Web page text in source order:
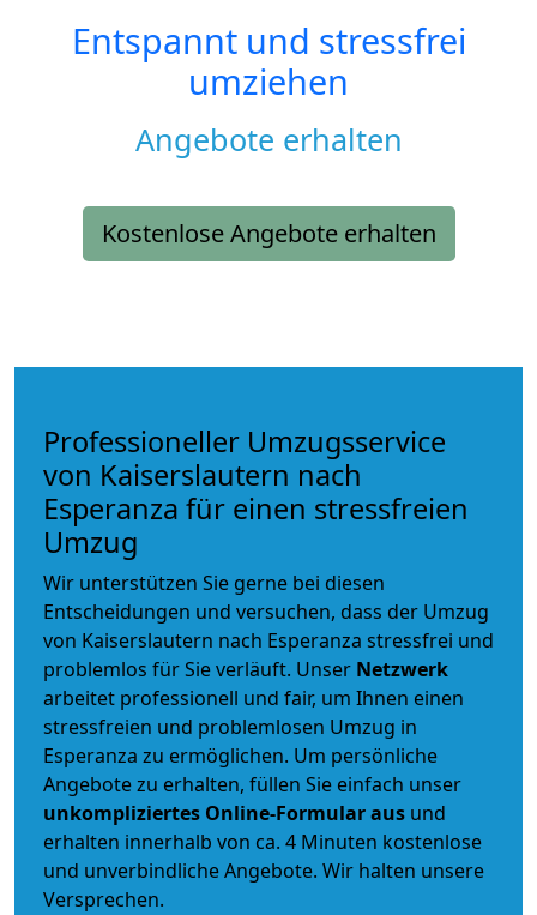
Entspannt und stressfrei
umziehen
Angebote erhalten
Kostenlose Angebote erhalten
Professioneller Umzugsservice
von Kaiserslautern nach
Esperanza für einen stressfreien
Umzug
Wir unterstützen Sie gerne bei diesen
Entscheidungen und versuchen, dass der Umzug
von Kaiserslautern nach Esperanza stressfrei und
problemlos für Sie verläuft. Unser Netzwerk
arbeitet professionell und fair, um Ihnen einen
stressfreien und problemlosen Umzug in
Esperanza zu ermöglichen. Um persönliche
Angebote zu erhalten, füllen Sie einfach unser
unkompliziertes Online-Formular aus und
erhalten innerhalb von ca. 4 Minuten kostenlose
und unverbindliche Angebote. Wir halten unsere
Versprechen.